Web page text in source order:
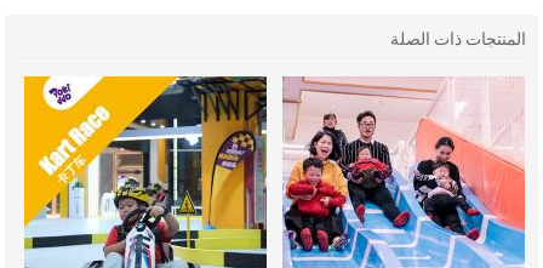
المنتجات ذات الصلة